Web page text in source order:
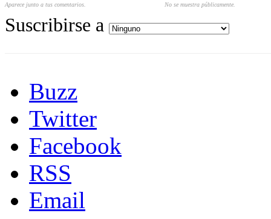
Aparece junto a tus comentarios. No se muestra públicamente.
Suscribirse a
Buzz
Twitter
Facebook
RSS
Email